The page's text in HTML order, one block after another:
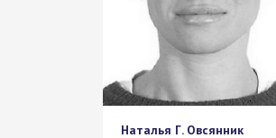
Наталья Г. Овсянник